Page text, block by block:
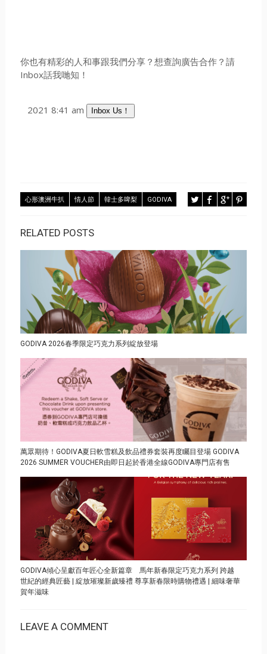
你也有精彩的人和事跟我們分享？想查詢廣告合作？請
Inbox話我哋知！
2021 8:41 am Inbox Us！
心形澳洲牛扒 情人節 韓士多啤梨 GODIVA
RELATED POSTS
GODIVA 2026春季限定巧克力系列綻放登場
萬眾期待！GODIVA夏日軟雪糕及飲品禮券套裝再度矚目登場 GODIVA
2026 SUMMER VOUCHER由即日起於香港全線GODIVA專門店有售
GODIVA傾心呈獻百年匠心全新篇章 馬年新春限定巧克力系列 跨越
世紀的經典匠藝 | 綻放璀璨新歲臻禮 尊享新春限時購物禮遇 | 細味奢華
賀年滋味
LEAVE A COMMENT